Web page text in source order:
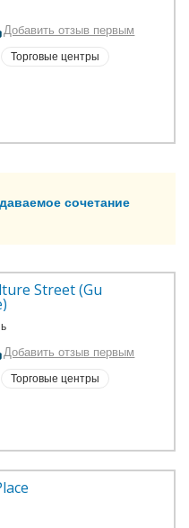
Добавить отзыв первым
Торговые центры
сочетание
Street (Gu
Добавить отзыв первым
Торговые центры